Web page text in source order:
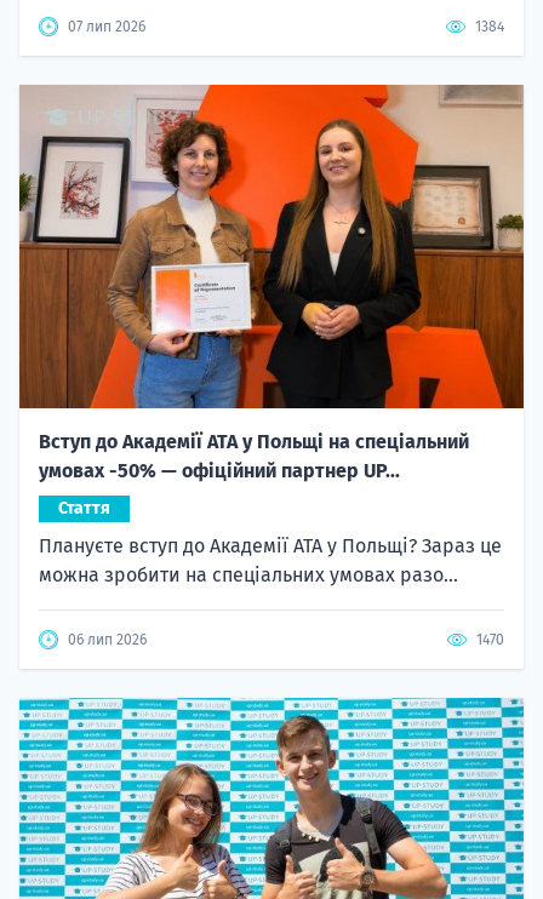
07 лип 2026 1384
Вступ до Академії ATA у Польщі на спеціальний
умовах -50% — офіційний партнер UP...
Стаття
Плануєте вступ до Академії ATA у Польщі? Зараз це
можна зробити на спеціальних умовах разо...
06 лип 2026 1470